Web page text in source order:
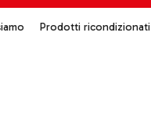
Prodotti ricondizionati